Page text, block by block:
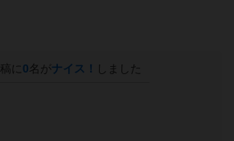
に 0名がナイス！ しました